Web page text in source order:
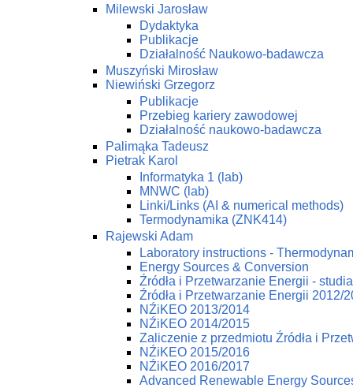
Milewski Jarosław
Dydaktyka
Publikacje
Działalność Naukowo-badawcza
Muszyński Mirosław
Niewiński Grzegorz
Publikacje
Przebieg kariery zawodowej
Działalność naukowo-badawcza
Palimąka Tadeusz
Pietrak Karol
Informatyka 1 (lab)
MNWC (lab)
Linki/Links (AI & numerical methods)
Termodynamika (ZNK414)
Rajewski Adam
Laboratory instructions -
Energy Sources & Conversion
Źródła i Przetwarzanie Energii -
Źródła i Przetwarzanie Energii 2012/
NŹiKEO 2013/2014
NŹiKEO 2014/2015
Zaliczenie z przedmiotu Źródła i
NŹiKEO 2015/2016
NŹiKEO 2016/2017
Advanced Renewable Energy